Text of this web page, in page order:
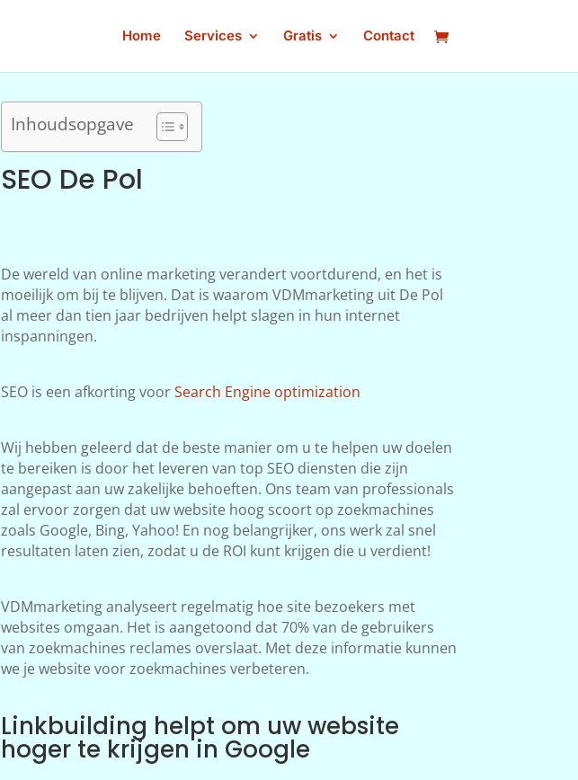
Home Services Gratis Contact
Inhoudsopgave
SEO De Pol
De wereld van online marketing verandert voortdurend, en het is
moeilijk om bij te blijven. Dat is waarom VDMmarketing uit De Pol
al meer dan tien jaar bedrijven helpt slagen in hun internet
inspanningen.
SEO is een afkorting voorSearch Engine optimization
Wij hebben geleerd dat de beste manier om u te helpen uw doelen
te bereiken is door het leveren van top SEO diensten die zijn
aangepast aan uw zakelijke behoeften. Ons team van professionals
zal ervoor zorgen dat uw website hoog scoort op zoekmachines
zoals Google, Bing, Yahoo! En nog belangrijker, ons werk zal snel
resultaten laten zien, zodat u de ROI kunt krijgen die u verdient!
VDMmarketing analyseert regelmatig hoe site bezoekers met
websites omgaan. Het is aangetoond dat 70% van de gebruikers
van zoekmachines reclames overslaat. Met deze informatie kunnen
we je website voor zoekmachines verbeteren.
Linkbuilding helpt om uw website
hoger te krijgen in Google